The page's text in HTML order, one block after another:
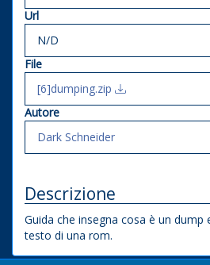
Url
N/D
File
[6]dumping.zip
Autore
Dark Schneider
Descrizione
Guida che insegna cosa è un dump
testo di una rom.